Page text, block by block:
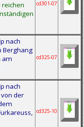
reichen
cd301-07
nach
Berghang
am
cd325-07
nach
der
cd325-10